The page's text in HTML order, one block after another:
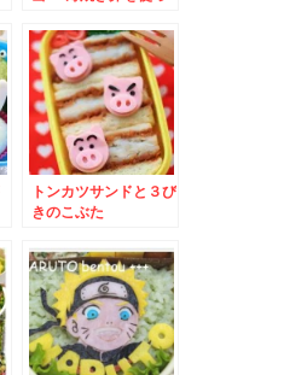
トンカツサンドと３び
きのこぶた